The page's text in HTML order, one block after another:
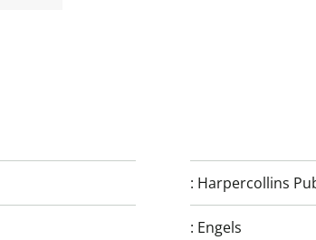
: Harpercollins
: Engels